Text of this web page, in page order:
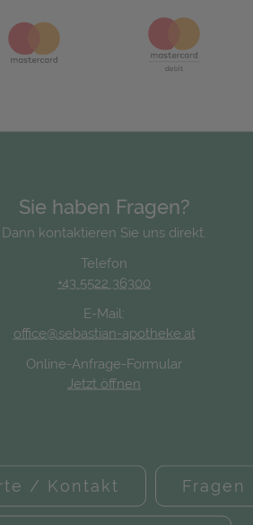
Sie haben Fragen?
Dann kontaktieren Sie uns direkt.
Telefon
+43 5522 36300
E-Mail:
office@sebastian-apotheke.at
Online-Anfrage-Formular
Jetzt öffnen
/ Kontakt